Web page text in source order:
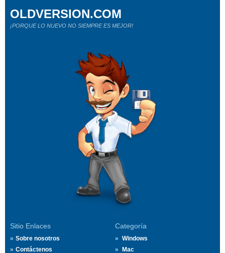
Sitio Enlaces
Sobre nosotros
Contáctenos
Categoría
Windows
Mac
OLDVERSION.COM
¡PORQUE LO NUEVO NO SIEMPRE ES MEJOR!